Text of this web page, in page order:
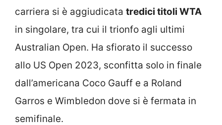
carriera si è aggiudicata tredici titoli WTA
in singolare, tra cui il trionfo agli ultimi
Australian Open. Ha sfiorato il successo
allo US Open 2023, sconfitta solo in finale
dall’americana Coco Gauff e a Roland
Garros e Wimbledon dove si è fermata in
semifinale.